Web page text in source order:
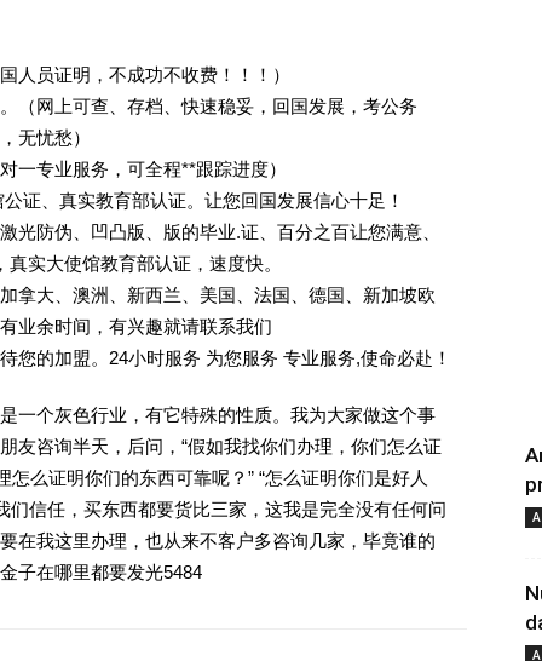
人员证明，不成功不收费！！！）
（网上可查、存档、快速稳妥，回国发展，考公务
，无忧愁）
一专业服务，可全程**跟踪进度）
证、真实教育部认证。让您回国发展信心十足！
防伪、凹凸版、版的毕业.证、百分之百让您满意、
实大使馆教育部认证，速度快。
拿大、澳洲、新西兰、美国、法国、德国、新加坡欧
业余时间，有兴趣就请联系我们
您的加盟。24小时服务 为您服务 专业服务,使命必赴！
一个灰色行业，有它特殊的性质。我为大家做这个事
友咨询半天，后问，“假如我找你们办理，你们怎么证
怎么证明你们的东西可靠呢？” “怎么证明你们是好人
们信任，买东西都要货比三家，这我是完全没有任何问
在我这里办理，也从来不客户多咨询几家，毕竟谁的
子在哪里都要发光5484